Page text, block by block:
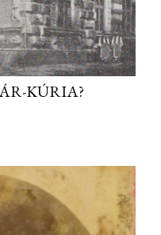
KÚRIA?